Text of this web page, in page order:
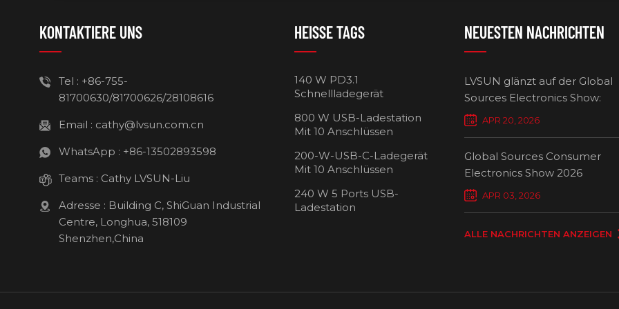
KONTAKTIERE UNS
Tel : +86-755-
81700630/81700626/28108616
Email : cathy@lvsun.com.cn
WhatsApp : +86-13502893598
Teams : Cathy LVSUN-Liu
Adresse : Building C, ShiGuan Industrial
Centre, Longhua, 518109
Shenzhen,China
HEISSE TAGS
140 W PD3.1
Schnellladegerät
800 W USB-Ladestation
Mit 10 Anschlüssen
200-W-USB-C-Ladegerät
Mit 10 Anschlüssen
240 W 5 Ports USB-
Ladestation
NEUESTEN NACHRICHTEN
LVSUN glänzt auf der Global
Sources Electronics Show:
Mehrfach-Ladegeräte setzen
Maßstäbe für intelligentes
APR 20, 2026
Global Sources Consumer
Electronics Show 2026
APR 03, 2026
ALLE NACHRICHTEN ANZEIGEN